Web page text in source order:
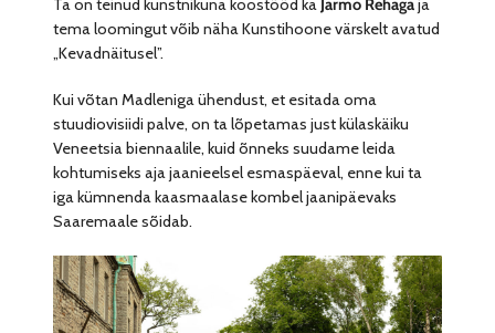
tema loomingut võib näha Kunstihoone värskelt avatud
„Kevadnäitusel”.
Kui võtan Madleniga ühendust, et esitada oma
stuudiovisiidi palve, on ta lõpetamas just külaskäiku
Veneetsia biennaalile, kuid õnneks suudame leida
kohtumiseks aja jaanieelsel esmaspäeval, enne kui ta
iga kümnenda kaasmaalase kombel jaanipäevaks
Saaremaale sõidab.